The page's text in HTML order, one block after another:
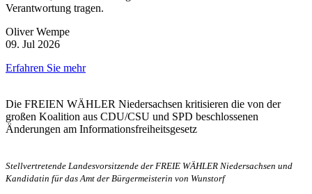
Verantwortung tragen.
Oliver Wempe
09. Jul 2026
Erfahren Sie mehr
Die FREIEN WÄHLER Niedersachsen kritisieren die von der
großen Koalition aus CDU/CSU und SPD beschlossenen
Änderungen am Informationsfreiheitsgesetz
Stellvertretende Landesvorsitzende der FREIE WÄHLER Niedersachsen und
Kandidatin für das Amt der Bürgermeisterin von Wunstorf